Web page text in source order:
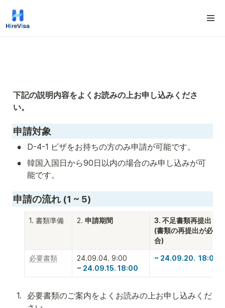
下記の説明内容をよくお読みの上お申し込みくださ
い。
申請対象
• D-4-1 ビザをお持ちの方のみ申請が可能です。
•
韓国入国日から90日以内の場合のみ申し込みが可
能です。
申請の流れ (1 ~ 5)
1. 書類準備 2. 申請期間
3. 不足書類再提出
(書類の再提出が必要
合)
必要書類
~ 24.09.15. 18:00
~ 24.09.20.  18:00
1.
必要書類のご案内をよくお読みの上お申し込みくだ